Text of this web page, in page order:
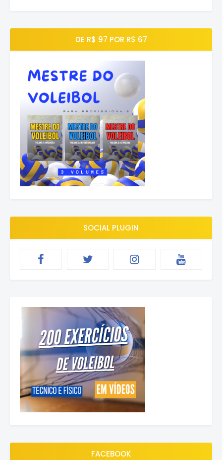
DE R$ 97 POR R$ 67
SOCIAL PLUGIN
FACEBOOK